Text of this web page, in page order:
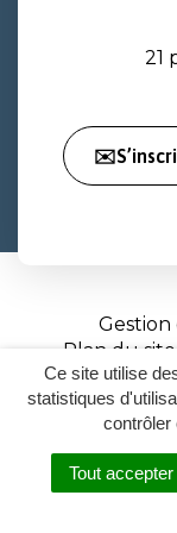
Ce site utilise
statistiques
contrôler
Tout accepter
21
Gestion
Plan du site